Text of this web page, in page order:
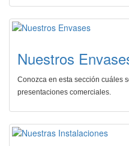
Nuestros
Conozca en esta sección cuáles
presentaciones comerciales.